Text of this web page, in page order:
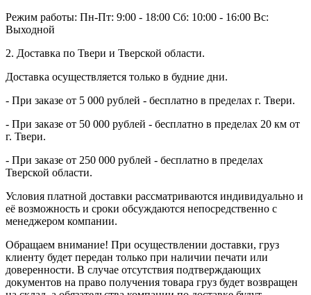
Режим работы: Пн-Пт: 9:00 - 18:00 Сб: 10:00 - 16:00 Вс:
Выходной
2. Доставка по Твери и Тверской области.
Доставка осуществляется только в будние дни.
- При заказе от 5 000 рублей - бесплатно в пределах г. Твери.
- При заказе от 50 000 рублей - бесплатно в пределах 20 км от
г. Твери.
- При заказе от 250 000 рублей - бесплатно в пределах
Тверской области.
Условия платной доставки рассматриваются индивидуально и
её возможность и сроки обсуждаются непосредственно с
менеджером компании.
Обращаем внимание! При осуществлении доставки, груз
клиенту будет передан только при наличии печати или
доверенности. В случае отсутствия подтверждающих
документов на право получения товара груз будет возвращен